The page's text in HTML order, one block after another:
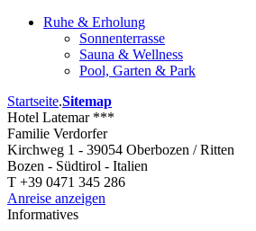
Ruhe & Erholung
Sonnenterrasse
Sauna & Wellness
Pool, Garten & Park
Startseite.Sitemap
Hotel Latemar ***
Familie Verdorfer
Kirchweg 1 - 39054 Oberbozen / Ritten
Bozen - Südtirol - Italien
T +39 0471 345 286
Anreise anzeigen
Informatives